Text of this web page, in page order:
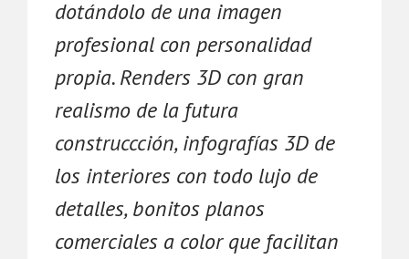
dotándolo de una imagen
profesional con personalidad
propia. Renders 3D con gran
realismo de la futura
construccción, infografías 3D de
los interiores con todo lujo de
detalles, bonitos planos
comerciales a color que facilitan